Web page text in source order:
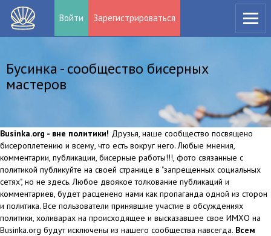
Войти Зарегистрироваться
Бусинка - сообщество бисерных
мастеров
Businka.org - вне политики! Друзья, наше сообщество посвящено
бисероплетению и всему, что есть вокруг него. Любые мнения,
комментарии, публикации, бисерные работы!!!, фото связанные с
политикой публикуйте на своей странице в "запрещенных социальных
сетях", но не здесь. Любое двоякое толкование публикаций и
комментариев, будет расценено нами как пропаганда одной из сторон
и политика. Все пользователи принявшие участие в обсуждениях
политики, холиварах на происходящее и высказавшее свое ИМХО на
Businka.org будут исключены из нашего сообщества навсегда. Всем